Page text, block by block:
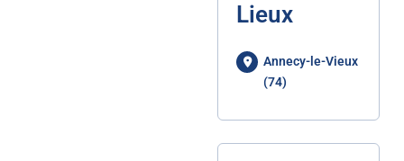
Lieux
Annecy-le-Vieux
(74)